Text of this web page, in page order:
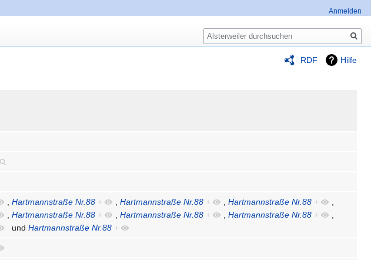
RDF Hilfe
,Hartmannstraße Nr.88 + ,Hartmannstraße Nr.88 + ,Hartmannstraße Nr.88 +
,
,Hartmannstraße Nr.88 + ,Hartmannstraße Nr.88 + ,Hartmannstraße Nr.88 +
,
undHartmannstraße Nr.88 +
Anmelden
Suche